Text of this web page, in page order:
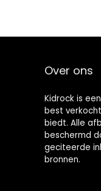
Over ons
Kidrock is
best
biedt. Alle
beschermd
geciteerde
bronnen.